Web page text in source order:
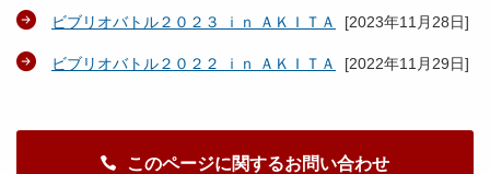
ビブリオバトル２０２３ ｉｎ ＡＫＩＴＡ [2023年11月28日]
ビブリオバトル２０２２ ｉｎ ＡＫＩＴＡ [2022年11月29日]
このページに関するお問い合わせ